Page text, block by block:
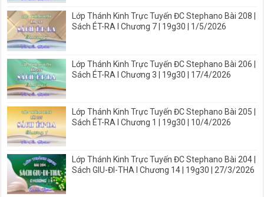
Lớp Thánh Kinh Trực Tuyến ĐC Stephano Bài 208 |
Sách ÉT-RA I Chương 7 | 19g30 | 1/5/2026
Lớp Thánh Kinh Trực Tuyến ĐC Stephano Bài 206 |
Sách ÉT-RA I Chương 3 | 19g30 | 17/4/2026
Lớp Thánh Kinh Trực Tuyến ĐC Stephano Bài 205 |
Sách ÉT-RA I Chương 1 | 19g30 | 10/4/2026
Lớp Thánh Kinh Trực Tuyến ĐC Stephano Bài 204 |
Sách GIU-ĐI-THA I Chương 14 | 19g30 | 27/3/2026